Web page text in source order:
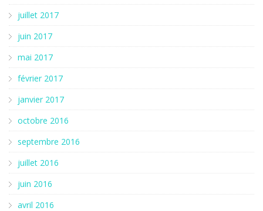
juillet 2017
juin 2017
mai 2017
février 2017
janvier 2017
octobre 2016
septembre 2016
juillet 2016
juin 2016
avril 2016